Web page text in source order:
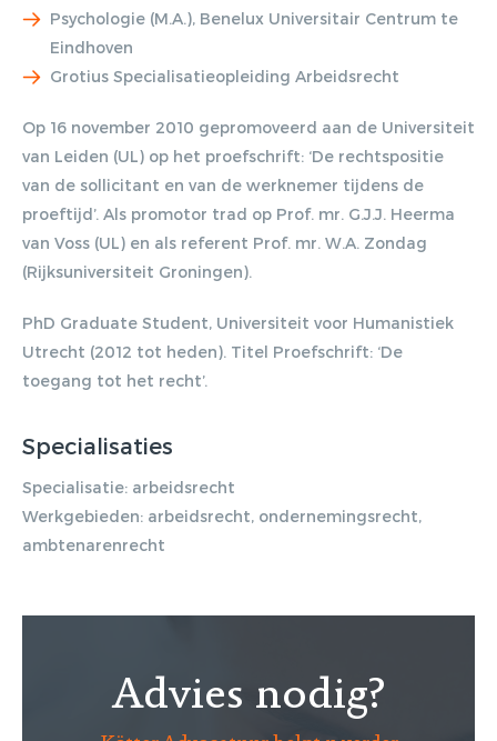
Psychologie (M.A.), Benelux Universitair Centrum te
Eindhoven
Grotius Specialisatieopleiding Arbeidsrecht
Op 16 november 2010 gepromoveerd aan de Universiteit
van Leiden (UL) op het proefschrift: ‘De rechtspositie
van de sollicitant en van de werknemer tijdens de
proeftijd’. Als promotor trad op Prof. mr. G.J.J. Heerma
van Voss (UL) en als referent Prof. mr. W.A. Zondag
(Rijksuniversiteit Groningen).
PhD Graduate Student, Universiteit voor Humanistiek
Utrecht (2012 tot heden). Titel Proefschrift: ‘De
toegang tot het recht’.
Specialisaties
Specialisatie: arbeidsrecht
Werkgebieden: arbeidsrecht, ondernemingsrecht,
ambtenarenrecht
Advies nodig?